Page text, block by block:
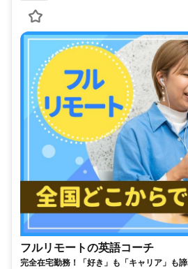
フルリモートの英語コーチ
完全在宅勤務！「好き」も「キャリア」も諦